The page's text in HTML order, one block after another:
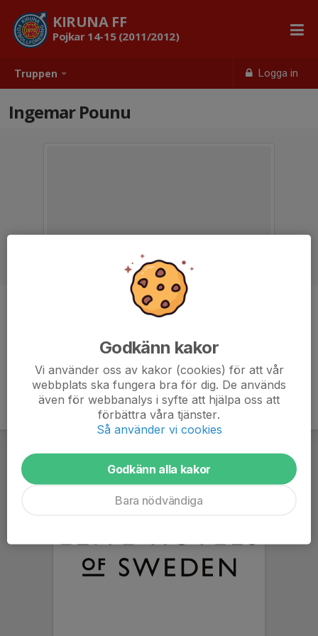
Truppen Logga in
KIRUNA FF
Pojkar 14-15 (2011/2012)
Ingemar Pounu
Hjälptränare
Godkänn kakor
Vi använder oss av kakor (cookies) för att vår
webbplats ska fungera bra för dig. De används
även för webbanalys i syfte att hjälpa oss att
förbättra våra tjänster.
Så använder vi cookies
Godkänn alla kakor
Bara nödvändiga